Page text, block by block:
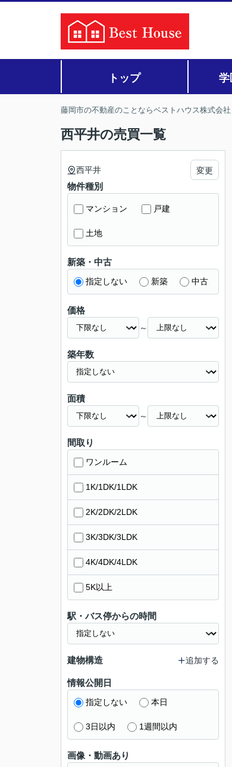
トップ 学
藤岡市の不動産のことならベストハウス株式会社
西平井の売買一覧
西平井 変更
物件種別
マンション 戸建
土地
新築・中古
指定しない 新築 中古
価格
～
築年数
面積
～
間取り
ワンルーム
1K/1DK/1LDK
2K/2DK/2LDK
3K/3DK/3LDK
4K/4DK/4LDK
5K以上
駅・バス停からの時間
建物構造 追加する
情報公開日
指定しない 本日
3日以内 1週間以内
画像・動画あり